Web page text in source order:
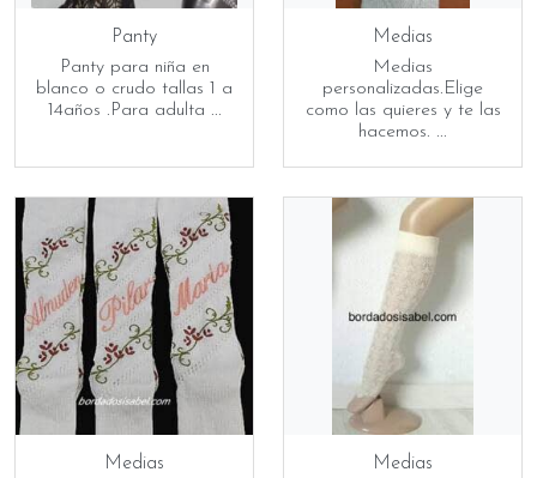
Panty
Panty para niña en
blanco o crudo tallas 1 a
14años .Para adulta ...
Medias
Medias
personalizadas.Elige
como las quieres y te las
hacemos. ...
Medias
Medias